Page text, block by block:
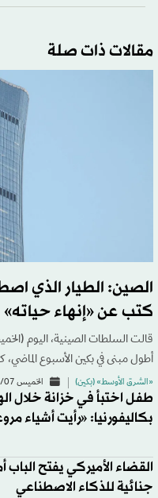
مقالات ذات صلة
الصين: الطيار الذي
كتب عن «إنهاء حياته»
قالت السلطات الصينية، اليوم
أطول مبنى في بكين الأسبوع
«الشرق الأوسط» (بكين) الخميس 02/07 - 11:59
طفل اختبأ في خزانة خلال
بكاليفورنيا: «رأيت أشياء
القضاء الأميركي يفتح الباب
جنائية للذكاء الاصطناعي